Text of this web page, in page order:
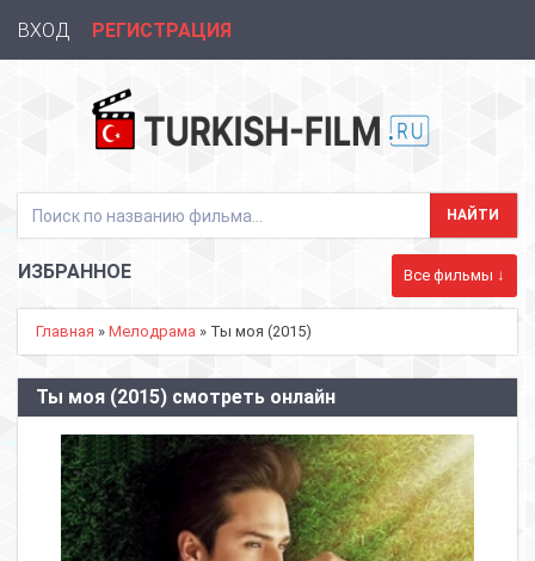
ВХОД РЕГИСТРАЦИЯ
ИЗБРАННОЕ Все фильмы ↓
Главная » Мелодрама » Ты моя (2015)
Ты моя (2015) смотреть онлайн